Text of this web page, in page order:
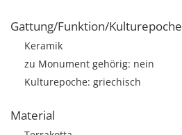
Gattung/Funktion/Kulturepoche
Keramik
zu Monument gehörig: nein
Kulturepoche: griechisch
Material